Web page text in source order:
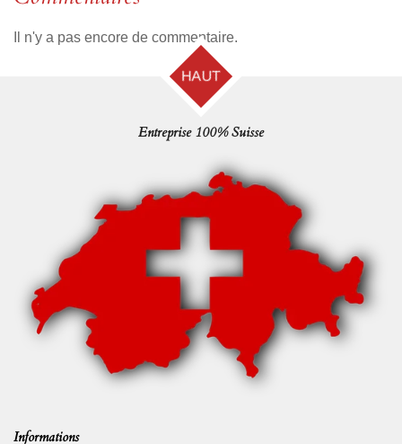
Il n'y a pas encore de commentaire.
HAUT
Entreprise 100% Suisse
Informations